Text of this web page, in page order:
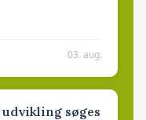
03. aug.
søges